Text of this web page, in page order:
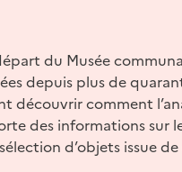
du Musée
depuis plus de
découvrir comment
des informations sur
d’objets issue